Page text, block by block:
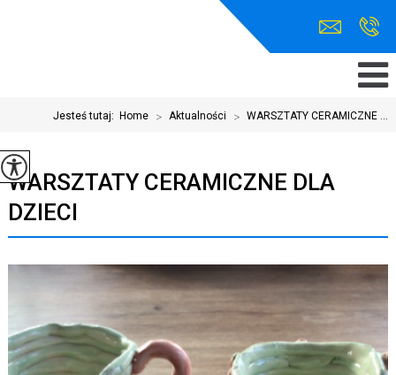
Jesteś tutaj: Home > Aktualności > WARSZTATY CERAMICZNE ...
WARSZTATY CERAMICZNE DLA
DZIECI